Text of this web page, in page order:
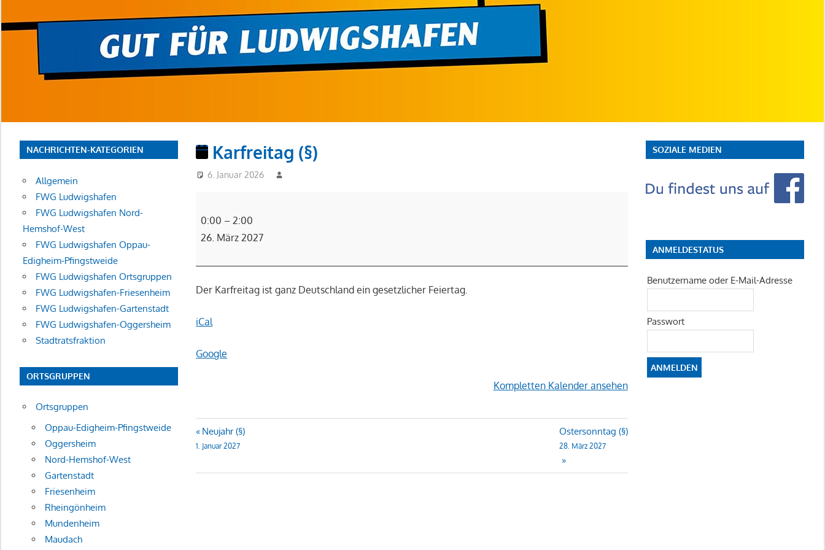
Karfreitag (§)
6. Januar 2026
(§)
0:00 –2:00
26. März 2027
Der Karfreitag ist ganz Deutschland ein gesetzlicher Feiertag.
iCal
Google
Kompletten Kalender ansehen
Beitragsnavigation
Neujahr (§)
1. Januar 2027
Ostersonntag (§)
28. März 2027
NACHRICHTEN-KATEGORIEN
Allgemein
FWG Ludwigshafen
FWG Ludwigshafen Nord-
Hemshof-West
FWG Ludwigshafen Oppau-
Edigheim-Pfingstweide
FWG Ludwigshafen Ortsgruppen
FWG Ludwigshafen-Friesenheim
FWG Ludwigshafen-Gartenstadt
FWG Ludwigshafen-Oggersheim
Stadtratsfraktion
ORTSGRUPPEN
Ortsgruppen
Oppau-Edigheim-Pfingstweide
Oggersheim
Nord-Hemshof-West
Gartenstadt
Friesenheim
Rheingönheim
Mundenheim
Maudach
SOZIALE MEDIEN
ANMELDESTATUS
Benutzername oder E-Mail-Adresse
Passwort